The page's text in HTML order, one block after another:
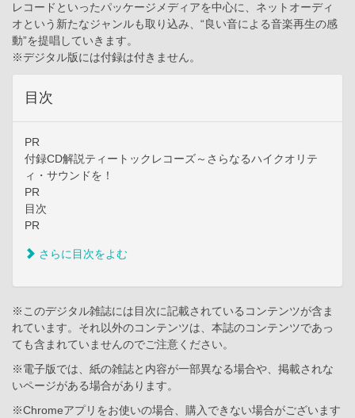
レコードといったパッケージメディアを中心に、ネットオーディ
オという新たなジャンルも取り込み、“良い音による音楽再生の感
動”を提唱していきます。
※デジタル版には付録は付きません。
目次
PR
付録CD解説ティートックレコーズ～さらなるハイクオリテ
ィ・サウンドを！
PR
目次
PR
さらに目次をよむ
※このデジタル雑誌には目次に記載されているコンテンツが含ま
れています。それ以外のコンテンツは、本誌のコンテンツであっ
ても含まれていませんのでご注意ください。
※電子版では、紙の雑誌と内容が一部異なる場合や、掲載されな
いページがある場合があります。
※Chromeアプリをお使いの場合、購入できない場合がございます